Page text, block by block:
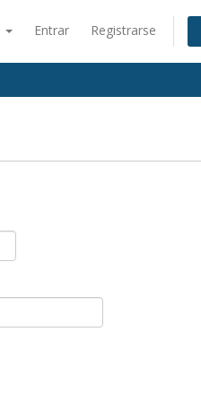
Entrar Registrarse